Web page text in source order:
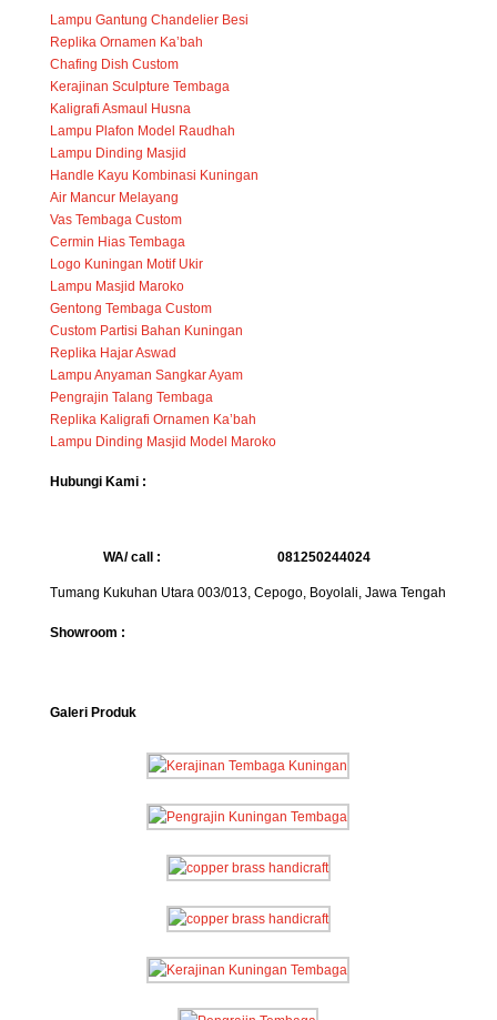
Lampu Gantung Chandelier Besi
Replika Ornamen Ka’bah
Chafing Dish Custom
Kerajinan Sculpture Tembaga
Kaligrafi Asmaul Husna
Lampu Plafon Model Raudhah
Lampu Dinding Masjid
Handle Kayu Kombinasi Kuningan
Air Mancur Melayang
Vas Tembaga Custom
Cermin Hias Tembaga
Logo Kuningan Motif Ukir
Lampu Masjid Maroko
Gentong Tembaga Custom
Custom Partisi Bahan Kuningan
Replika Hajar Aswad
Lampu Anyaman Sangkar Ayam
Pengrajin Talang Tembaga
Replika Kaligrafi Ornamen Ka’bah
Lampu Dinding Masjid Model Maroko
Hubungi Kami :
WA/ call : 081250244024
Tumang Kukuhan Utara 003/013, Cepogo, Boyolali, Jawa Tengah
Showroom :
Galeri Produk